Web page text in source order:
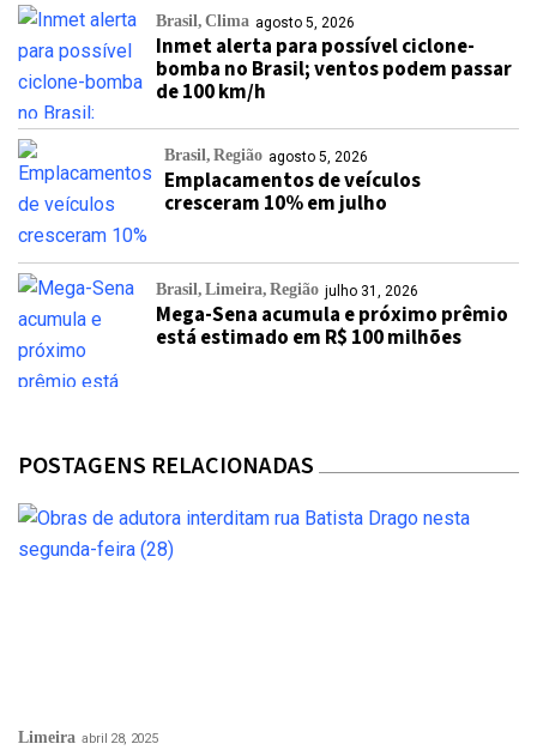
Brasil Clima agosto 5, 2026
Inmet alerta para possível ciclone-
bomba no Brasil; ventos podem passar
de 100 km/h
Brasil Região agosto 5, 2026
Emplacamentos de veículos
cresceram 10% em julho
Brasil Limeira Região julho 31, 2026
Mega-Sena acumula e próximo prêmio
está estimado em R$ 100 milhões
POSTAGENS RELACIONADAS
Limeira abril 28, 2025